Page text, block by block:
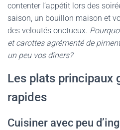
contenter l’appétit lors des
saison, un bouillon maison et
des veloutés onctueux.
et carottes agrémenté de
un peu vos dîners?
Les plats principaux
rapides
Cuisiner avec peu